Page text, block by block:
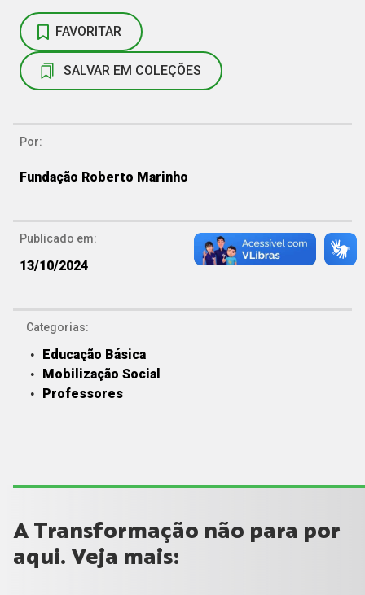
FAVORITAR
SALVAR EM COLEÇÕES
Por:
Fundação Roberto Marinho
Publicado em:
13/10/2024
Categorias:
Educação Básica
Mobilização Social
Professores
A Transformação não para por
aqui. Veja mais: